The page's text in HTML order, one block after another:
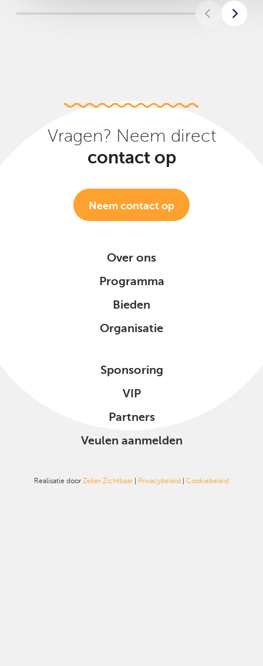
Vragen? Neem direct
contact op
Neem contact op
Over ons
Programma
Bieden
Organisatie
Sponsoring
VIP
Partners
Veulen aanmelden
Realisatie door Zeker Zichtbaar Privacybeleid Cookiebeleid